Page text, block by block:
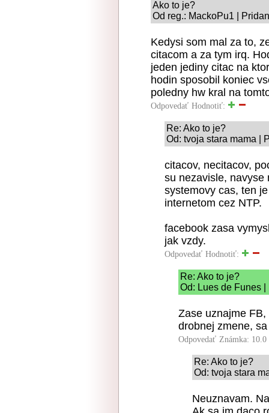
Ako to je?
Od reg.: MackoPu1 |
Kedysi som mal za to,
citacom a za tym irq.
jeden jediny citac na
hodin sposobil koniec
poledny hw kral na
Odpovedať Hodnotiť:
Re: Ako to je?
Od: tvoja stara mama |
citacov, necitacov,
su nezavisle, navyse
systemovy cas, ten
internetom cez NTP.
facebook zasa
jak vzdy.
Odpovedať Hodnotiť:
Re: Ako to je?
Od: Lues de Funes
Zase uznajme
drobnej zmene,
Odpovedať Známka: 10.0
Re: Ako to je?
Od: tvoja stara
Neuznavam.